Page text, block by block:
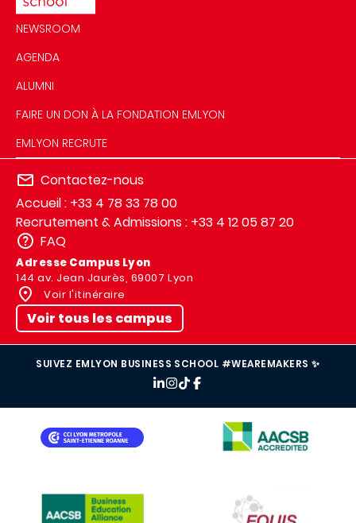
NEWSROOM
AGENDA
ALUMNI
FAIRE UN DON À LA FONDATION EMLYON
EMLYON RECRUTE
Contactez-nous
Accueil : +33 4 78 33 78 00
Recrutement & Admissions : +33 4 12 05 87 20
FAQ
Adresse Campus Lyon
144 av. Jean Jaurès, 69007 Lyon
Voir l'itinéraire
Voir tous les campus
SUIVEZ EMLYON BUSINESS SCHOOL #WEAREMAKERS ✨
IMAGE